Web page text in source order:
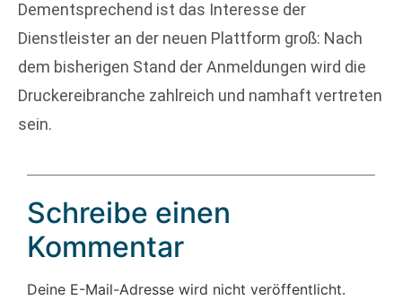
Dementsprechend ist das Interesse der
Dienstleister an der neuen Plattform groß: Nach
dem bisherigen Stand der Anmeldungen wird die
Druckereibranche zahlreich und namhaft vertreten
sein.
Schreibe einen
Kommentar
Deine E-Mail-Adresse wird nicht veröffentlicht.